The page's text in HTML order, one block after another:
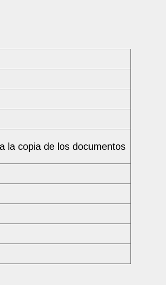
la copia de los documentos